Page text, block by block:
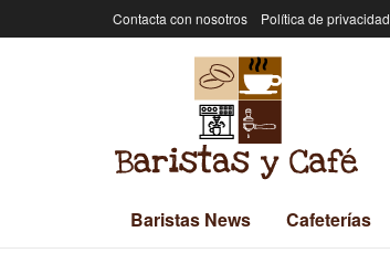
Contacta con nosotros Política de privacidad
Baristas News Cafeterías